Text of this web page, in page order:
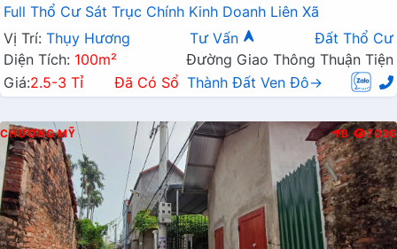
Full Thổ Cư Sát Trục Chính Kinh Doanh Liên Xã
Vị Trí: Thụy Hương Tư Vấn
Đất Thổ Cư
Diện Tích: 100m²
Đường Giao Thông Thuận Tiện
Giá:2.5-3 Tỉ Đã Có Sổ Thành Đất Ven Đô→
CHƯƠNG MỸ B 7036